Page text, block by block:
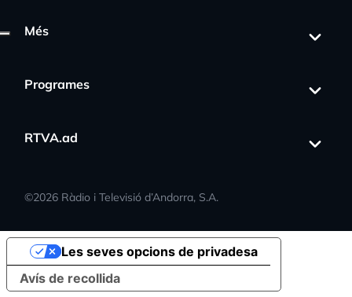
Més
Programes
RTVA.ad
©2026 Ràdio i Televisió d’Andorra, S.A.
Avís de recollida
Les seves opcions de privadesa